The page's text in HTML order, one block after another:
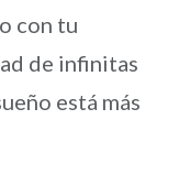
con tu
de infinitas
está más